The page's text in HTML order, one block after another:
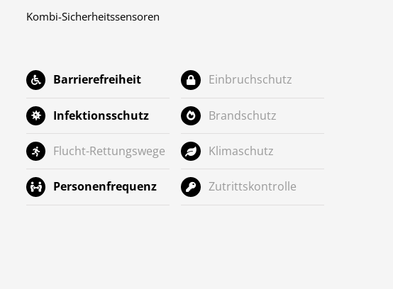
Kombi-Sicherheitssensoren
Barrierefreiheit
Infektionsschutz
Flucht-Rettungswege
Personenfrequenz
Einbruchschutz
Brandschutz
Klimaschutz
Zutrittskontrolle